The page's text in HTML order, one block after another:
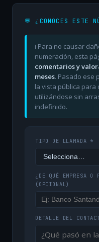
💬 ¿CONOCES ESTE
ℹ️ Para no causar
numeración, esta
comentarios y
meses. Pasado ese
la vista pública
utilizándose sin
indefinido.
TIPO DE LLAMADA *
¿DE QUÉ EMPRESA O
(OPCIONAL)
DETALLE DEL